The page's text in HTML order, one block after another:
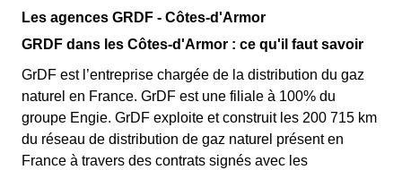
Les agences GRDF - Côtes-d'Armor
GRDF dans les Côtes-d'Armor : ce qu'il faut savoir
GrDF est l’entreprise chargée de la distribution du gaz
naturel en France. GrDF est une filiale à 100% du
groupe Engie. GrDF exploite et construit les 200 715 km
du réseau de distribution de gaz naturel présent en
France à travers des contrats signés avec les